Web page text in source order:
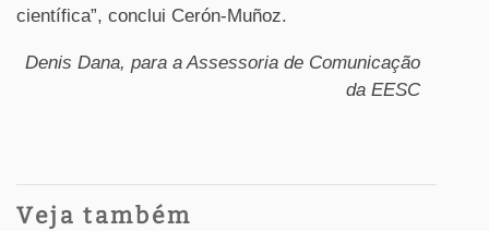
científica”, conclui Cerón-Muñoz.
Denis Dana, para a Assessoria de Comunicação
da EESC
Veja também